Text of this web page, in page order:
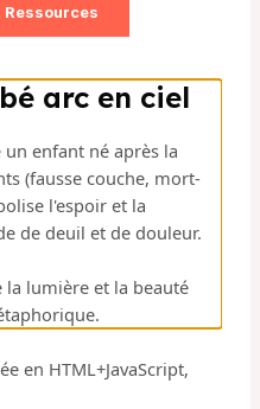
Ressources
arc en ciel
enfant né après la
(fausse couche, mort-
l'espoir et la
de deuil et de douleur.
la lumière et la beauté
en HTML+JavaScript,